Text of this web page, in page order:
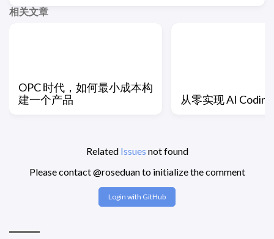
相关文章
OPC 时代，如何最小成本构
建一个产品
从零实现 AI
Related Issues not found
Please contact @roseduan to initialize the comment
Login with GitHub